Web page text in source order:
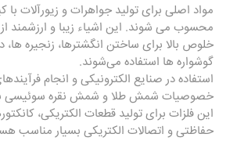
مواد اصلی برای تولید جواهرات و زیورآلات با
محسوب می ‌شوند. این اشیاء زیبا و ارزشمند از
خلوص بالا برای ساختن انگشترها، زنجیره‌ ها،
گوشواره‌ ها استفاده می‌شوند.
استفاده در صنایع الکترونیکی و انجام
خصوصیات شمش طلا و شمش نقره سوئیسی
این فلزات برای تولید قطعات الکتریکی،
حفاظتی و اتصالات الکتریکی بسیار مناسب